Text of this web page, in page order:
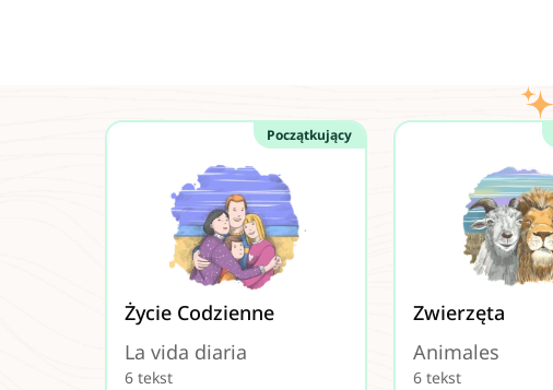
Początkujący
Życie Codzienne
La vida diaria
6 tekst
Zwierzęta
Animales
6 tekst